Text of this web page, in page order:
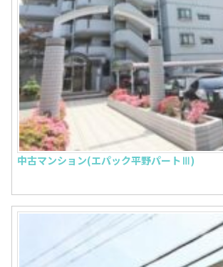
中古マンション(エパック平野パートⅢ)